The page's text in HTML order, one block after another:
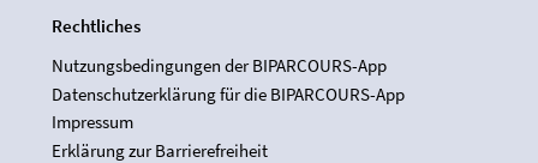
Rechtliches
Nutzungsbedingungen der BIPARCOURS-App
Datenschutzerklärung für die BIPARCOURS-App
Impressum
Erklärung zur Barrierefreiheit